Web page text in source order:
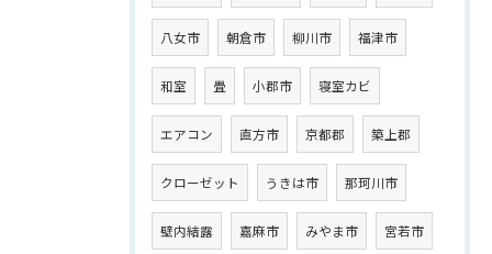
八女市 朝倉市 柳川市 福津市
和室 畳 小郡市 寝室カビ
エアコン 直方市 京都郡 築上郡
クローゼット うきは市 那珂川市
壁内結露 嘉麻市 みやま市 宮若市